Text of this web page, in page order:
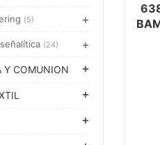
(5)
(24)
Y COMUNION